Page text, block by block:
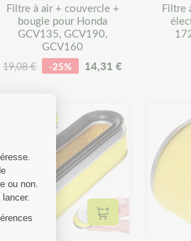
Filtre à air + couvercle +
bougie pour Honda
GCV135, GCV190,
GCV160
19,08 € -25% 14,31 €
Filtre
Ajouter au panier